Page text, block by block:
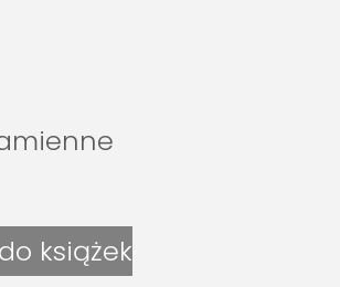
książek